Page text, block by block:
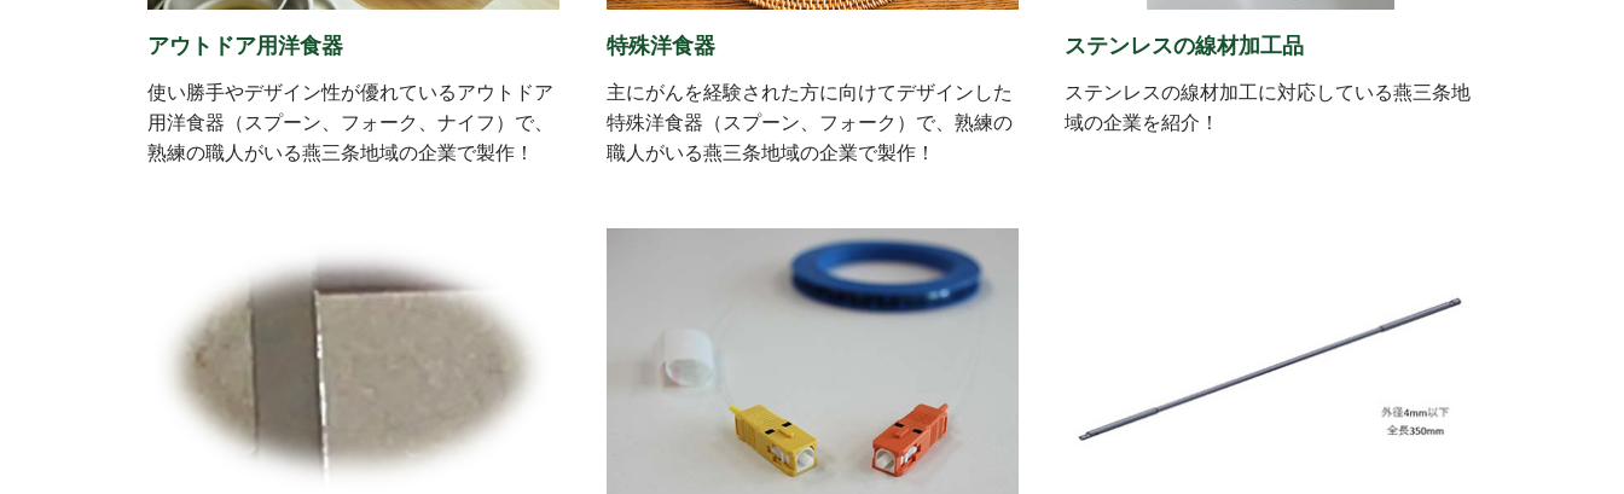
アウトドア用洋食器
使い勝手やデザイン性が優れているアウトドア
用洋食器（スプーン、フォーク、ナイフ）で、
熟練の職人がいる燕三条地域の企業で製作！
特殊洋食器
主にがんを経験された方に向けてデザインした
特殊洋食器（スプーン、フォーク）で、熟練の
職人がいる燕三条地域の企業で製作！
ステンレスの線材加工品
ステンレスの線材加工に対応している燕三条地
域の企業を紹介！